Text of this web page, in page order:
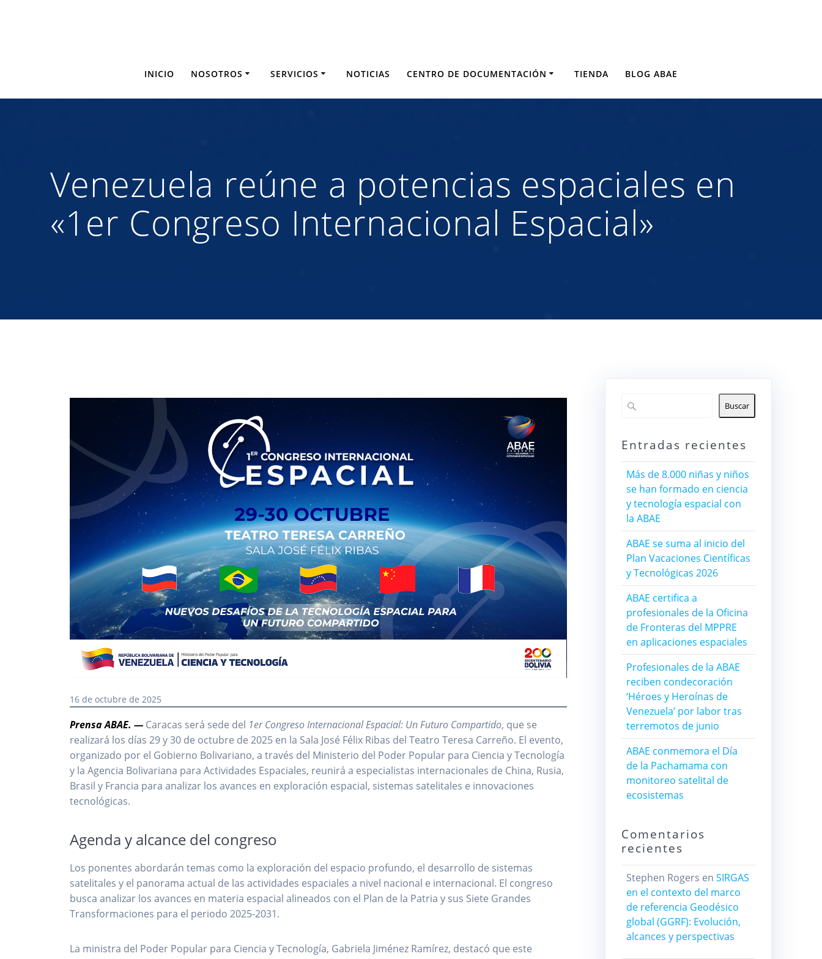
INICIO NOSOTROS SERVICIOS NOTICIAS CENTRO DE DOCUMENTACIÓN TIENDA BLOG ABAE
Venezuela reúne a potencias espaciales en
«1er Congreso Internacional Espacial»
16 de octubre de 2025
Prensa ABAE. — Caracas será sede del 1er Congreso Internacional Espacial: Un Futuro Compartido, que se
realizará los días 29 y 30 de octubre de 2025 en la Sala José Félix Ribas del Teatro Teresa Carreño. El evento,
organizado por el Gobierno Bolivariano, a través del Ministerio del Poder Popular para Ciencia y Tecnología
y la Agencia Bolivariana para Actividades Espaciales, reunirá a especialistas internacionales de China, Rusia,
Brasil y Francia para analizar los avances en exploración espacial, sistemas satelitales e innovaciones
tecnológicas.
Agenda y alcance del congreso
Los ponentes abordarán temas como la exploración del espacio profundo, el desarrollo de sistemas
satelitales y el panorama actual de las actividades espaciales a nivel nacional e internacional. El congreso
busca analizar los avances en materia espacial alineados con el Plan de la Patria y sus Siete Grandes
Transformaciones para el periodo 2025-2031.
La ministra del Poder Popular para Ciencia y Tecnología, Gabriela Jiménez Ramírez, destacó que este
Buscar
Entradas recientes
Más de 8.000 niñas y niños
se han formado en ciencia
y tecnología espacial con
la ABAE
ABAE se suma al inicio del
Plan Vacaciones Científicas
y Tecnológicas 2026
ABAE certifica a
profesionales de la Oficina
de Fronteras del MPPRE
en aplicaciones espaciales
Profesionales de la ABAE
reciben condecoración
‘Héroes y Heroínas de
Venezuela’ por labor tras
terremotos de junio
ABAE conmemora el Día
de la Pachamama con
monitoreo satelital de
ecosistemas
Comentarios
recientes
Stephen Rogers en SIRGAS
en el contexto del marco
de referencia Geodésico
global (GGRF): Evolución,
alcances y perspectivas